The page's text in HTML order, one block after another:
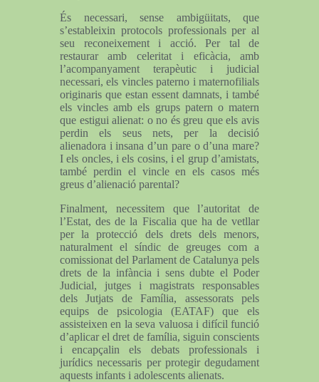
És necessari, sense ambigüitats, que
s’estableixin protocols professionals per al
seu reconeixement i acció. Per tal de
restaurar amb celeritat i eficàcia, amb
l’acompanyament terapèutic i judicial
necessari, els vincles paterno i maternofilials
originaris que estan essent damnats, i també
els vincles amb els grups patern o matern
que estigui alienat: o no és greu que els avis
perdin els seus nets, per la decisió
alienadora i insana d’un pare o d’una mare?
I els oncles, i els cosins, i el grup d’amistats,
també perdin el vincle en els casos més
greus d’alienació parental?
Finalment, necessitem que l’autoritat de
l’Estat, des de la Fiscalia que ha de vetllar
per la protecció dels drets dels menors,
naturalment el síndic de greuges com a
comissionat del Parlament de Catalunya pels
drets de la infància i sens dubte el Poder
Judicial, jutges i magistrats responsables
dels Jutjats de Família, assessorats pels
equips de psicologia (EATAF) que els
assisteixen en la seva valuosa i difícil funció
d’aplicar el dret de família, siguin conscients
i encapçalin els debats professionals i
jurídics necessaris per protegir degudament
aquests infants i adolescents alienats.